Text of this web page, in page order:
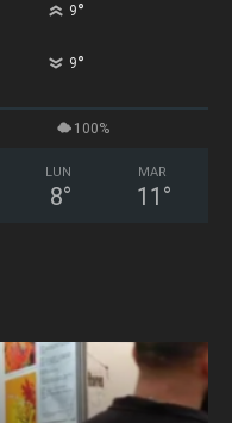
9°
9°
100%
LUN
8°
MAR
11 °